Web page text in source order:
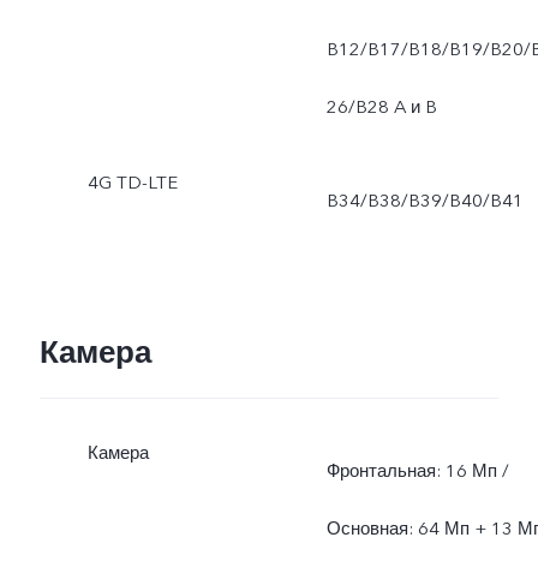
B12/B17/B18/B19/B20/
26/B28 A и B
4G TD-LTE
B34/B38/B39/B40/B41
Камера
Камера
Фронтальная: 16 Мп /
Основная: 64 Мп + 13